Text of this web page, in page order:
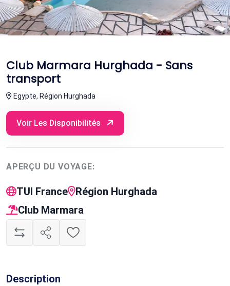
Club Marmara Hurghada - Sans
transport
Egypte, Région Hurghada
Voir Les Disponibilités
APERÇU DU VOYAGE:
TUI France
Région Hurghada
Club Marmara
Description